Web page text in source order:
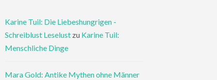
Karine Tuil: Die Liebeshungrigen -
Schreiblust Leselust zu Karine Tuil:
Menschliche Dinge
Mara Gold: Antike Mythen ohne Männer